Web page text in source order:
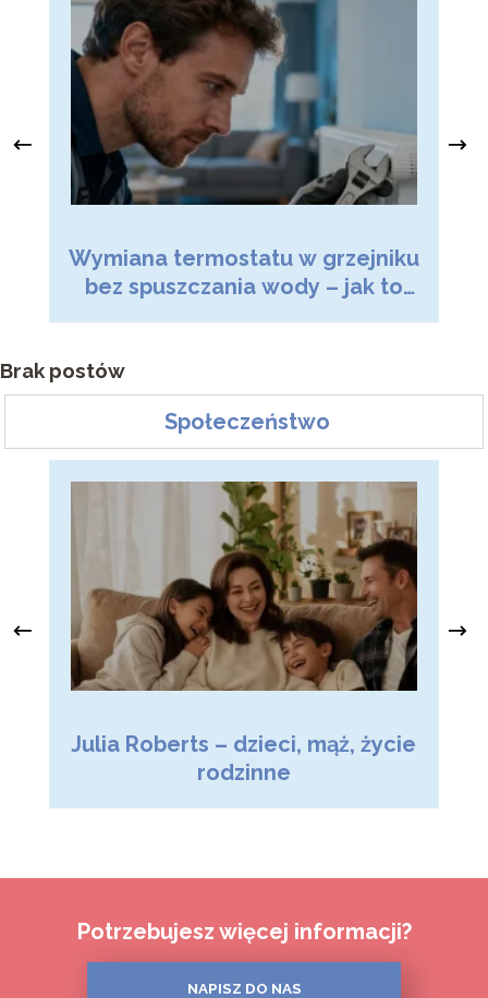
Wymiana termostatu w grzejniku
bez spuszczania wody – jak to
Brak postów
Społeczeństwo
Julia Roberts – dzieci, mąż, życie
rodzinne
Potrzebujesz więcej informacji?
NAPISZ DO NAS